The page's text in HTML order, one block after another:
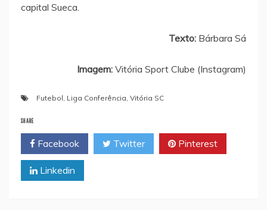
capital Sueca.
Texto: Bárbara Sá
Imagem: Vitória Sport Clube (Instagram)
Futebol Liga Conferência Vitória SC
SHARE
Facebook Twitter Pinterest
Linkedin